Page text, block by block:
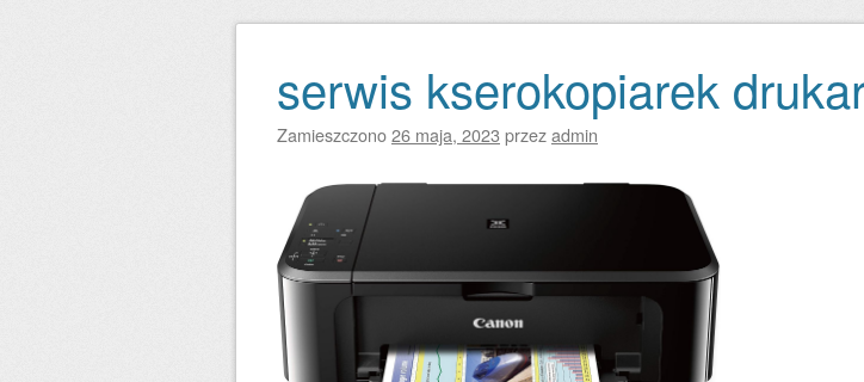
Zobacz wpisy
serwis kserokopiarek
Zamieszczono26 maja, 2023 przezadmin